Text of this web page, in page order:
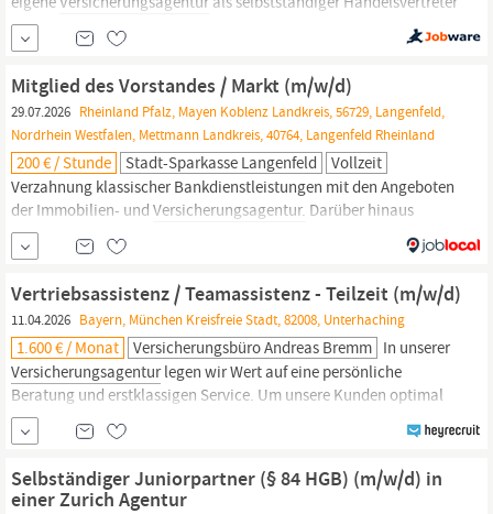
(HGB84) Du betreust deinen eigenen Kundenbestand zu allen
Vorsorge- und Vermögensabsicherungen und baust diesen
kontinuierlich aus Du verstehst Dich als Unternehmer und
entwickelst Dich und Deine Agentur
Mitglied des Vorstandes / Markt (m/w/d)
29.07.2026 Rheinland Pfalz, Mayen Koblenz Landkreis, 56729, Langenfeld,
Nordrhein Westfalen, Mettmann Landkreis, 40764, Langenfeld Rheinland
200 € / Stunde Stadt-Sparkasse Langenfeld
Vollzeit
Verzahnung klassischer Bankdienstleistungen mit den Angeboten
der Immobilien- und Versicherungsagentur. Darüber hinaus
entwickeln Sie die verantworteten Markt­bereiche strategisch
weiter, begleiten Trans­forma­tionsprozesse und fördern eine
bereichsüber­greifende Zusammenarbeit sowie eine leistungs­
orientierte und wertschätzende Führungskultur. Mit der...
Vertriebsassistenz / Teamassistenz - Teilzeit (m/w/d)
11.04.2026 Bayern, München Kreisfreie Stadt, 82008, Unterhaching
1.600 € / Monat Versicherungsbüro Andreas Bremm In unserer
Versicherungsagenturlegen wir Wert auf eine persönliche
Beratung und erstklassigen Service. Um unsere Kunden optimal
zu betreuen, suchen wir eine strukturierte und
kommunikationsstarke Unterstützung für unser Team. Dein
Beitrag zu unserem Erfolg: Schnittstelle & Organisation: Du bist
die erste Kontaktperson
Selbständiger Juniorpartner (§ 84 HGB) (m/w/d) in
einer Zurich Agentur